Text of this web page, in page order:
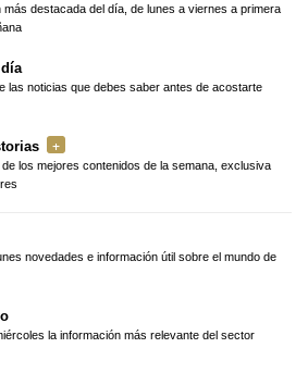
más destacada del día, de lunes a viernes a primera
las noticias que debes saber antes de acostarte
los mejores contenidos de la semana, exclusiva
novedades e información útil sobre el mundo de
la información más relevante del sector